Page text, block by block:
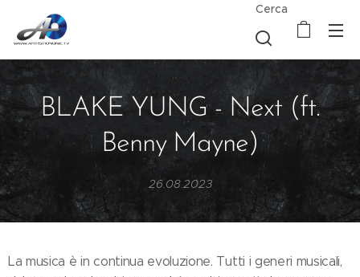
Cerca
BLAKE YUNG - Next (ft.
Benny Mayne)
26.08.2023
La musica è in continua evoluzione. Tutti i generi musicali,